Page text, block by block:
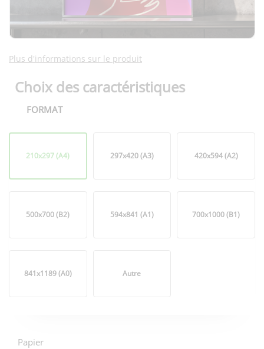
Plus d'informations sur le produit
Choix des caractéristiques
Format
FORMAT
210x297 (A4) 297x420 (A3) 420x594 (A2)
500x700 (B2) 594x841 (A1) 700x1000 (B1)
841x1189 (A0) Autre
d'impression
Papier